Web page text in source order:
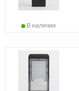
В наличии